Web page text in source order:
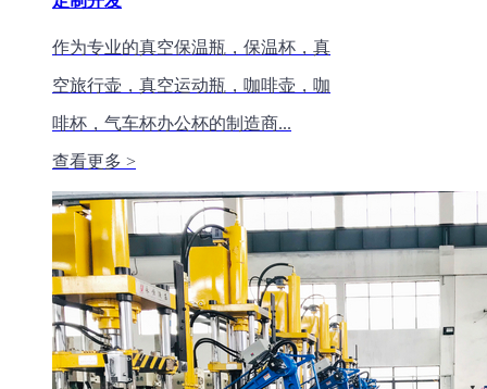
作为专业的真空保温瓶，保温杯，真
空旅行壶，真空运动瓶，咖啡壶，咖
啡杯，气车杯办公杯的制造商...
查看更多 >